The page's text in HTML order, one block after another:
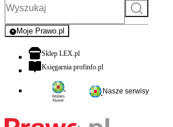
Szukaj
Moje Prawo.pl
- rejestracja i logowanie do serwisu
Sklep LEX.plotwiera się w nowej karcie
Księgarnia profinfo.plotwiera się w nowej karcie
Nasze serwisy